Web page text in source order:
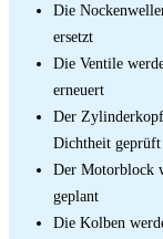
Die
ersetzt
Die Ventile
erneuert
Der Zylinderkopf
Dichtheit geprüft
Der Motorblock
geplant
Die Kolben